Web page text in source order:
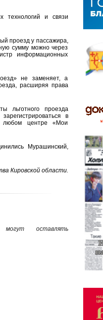
технологий и связи
проезд у пассажира,
сумму можно через
информационных
не заменяет, а
расширяя права
льготного проезда
в
любом центре «Мои
Мурашинский,
Кировской области.
могут оставлять